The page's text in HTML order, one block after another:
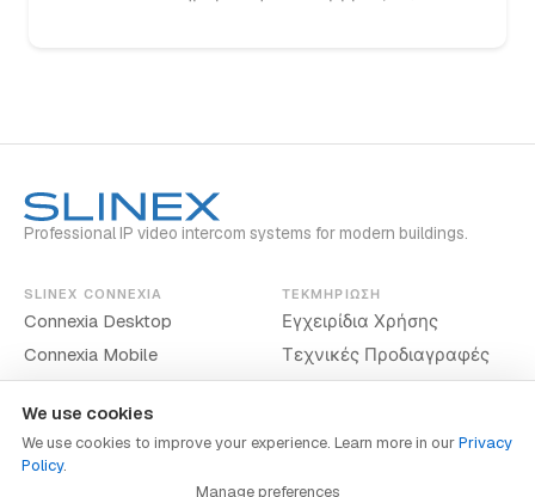
Professional IP video intercom systems for modern buildings.
SLINEX CONNEXIA
Connexia Desktop
Connexia Mobile
ΤΕΚΜΗΡΊΩΣΗ
Εγχειρίδια Χρήσης
Τεχνικές Προδιαγραφές
www.slinex.com
We use cookies
We use cookies to improve your experience. Learn more in ourPrivacy
Policy.
Manage preferences